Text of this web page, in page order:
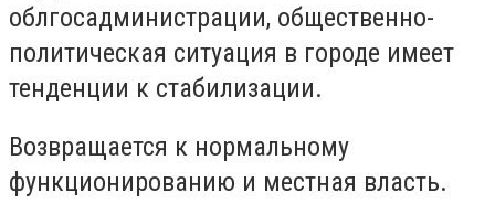
облгосадминистрации, общественно-
политическая ситуация в городе имеет
тенденции к стабилизации.
Возвращается к нормальному
функционированию и местная власть.